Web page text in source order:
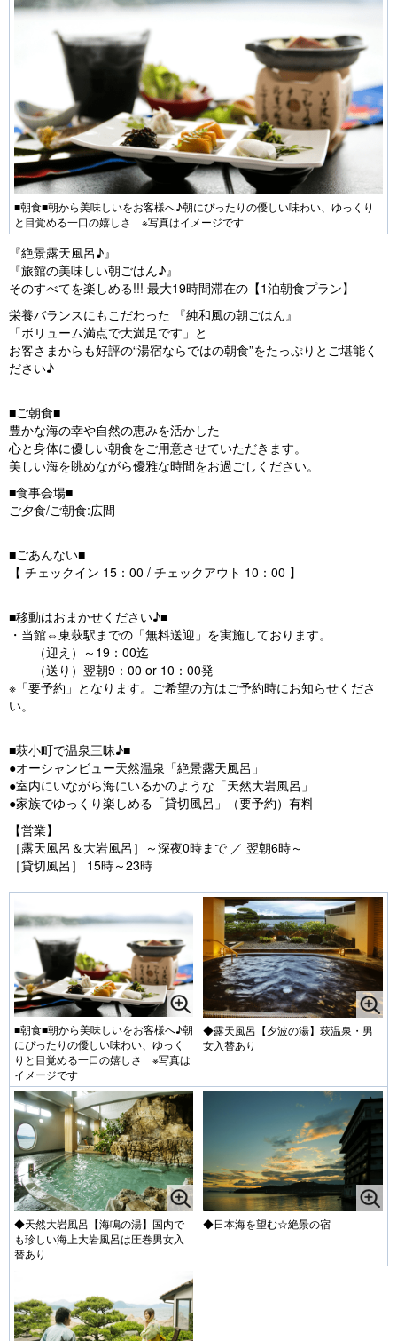
■朝食■朝から美味しいをお客様へ♪朝にぴったりの優しい味わい、ゆっくり
と目覚める一口の嬉しさ ※写真はイメージです
『絶景露天風呂♪』
『旅館の美味しい朝ごはん♪』
そのすべてを楽しめる!!! 最大19時間滞在の【1泊朝食プラン】
栄養バランスにもこだわった 『純和風の朝ごはん』
「ボリューム満点で大満足です」と
お客さまからも好評の“湯宿ならではの朝食”をたっぷりとご堪能く
ださい♪
■ご朝食■
豊かな海の幸や自然の恵みを活かした
心と身体に優しい朝食をご用意させていただきます。
美しい海を眺めながら優雅な時間をお過ごしください。
■食事会場■
ご夕食/ご朝食:広間
■ごあんない■
【 チェックイン 15：00 / チェックアウト 10：00 】
■移動はおまかせください♪■
・当館⇔東萩駅までの「無料送迎」を実施しております。
（迎え）～19：00迄
（送り）翌朝9：00 or 10：00発
※「要予約」となります。ご希望の方はご予約時にお知らせくださ
い。
■萩小町で温泉三昧♪■
●オーシャンビュー天然温泉「絶景露天風呂」
●室内にいながら海にいるかのような「天然大岩風呂」
●家族でゆっくり楽しめる「貸切風呂」（要予約）有料
【営業】
［露天風呂＆大岩風呂］～深夜0時まで ／ 翌朝6時～
［貸切風呂］ 15時～23時
■朝食■朝から美味しいをお客様へ♪朝
にぴったりの優しい味わい、ゆっく
りと目覚める一口の嬉しさ ※写真は
イメージです
◆露天風呂【夕波の湯】萩温泉・男
女入替あり
◆天然大岩風呂【海鳴の湯】国内で
も珍しい海上大岩風呂は圧巻男女入
替あり
◆日本海を望む☆絶景の宿